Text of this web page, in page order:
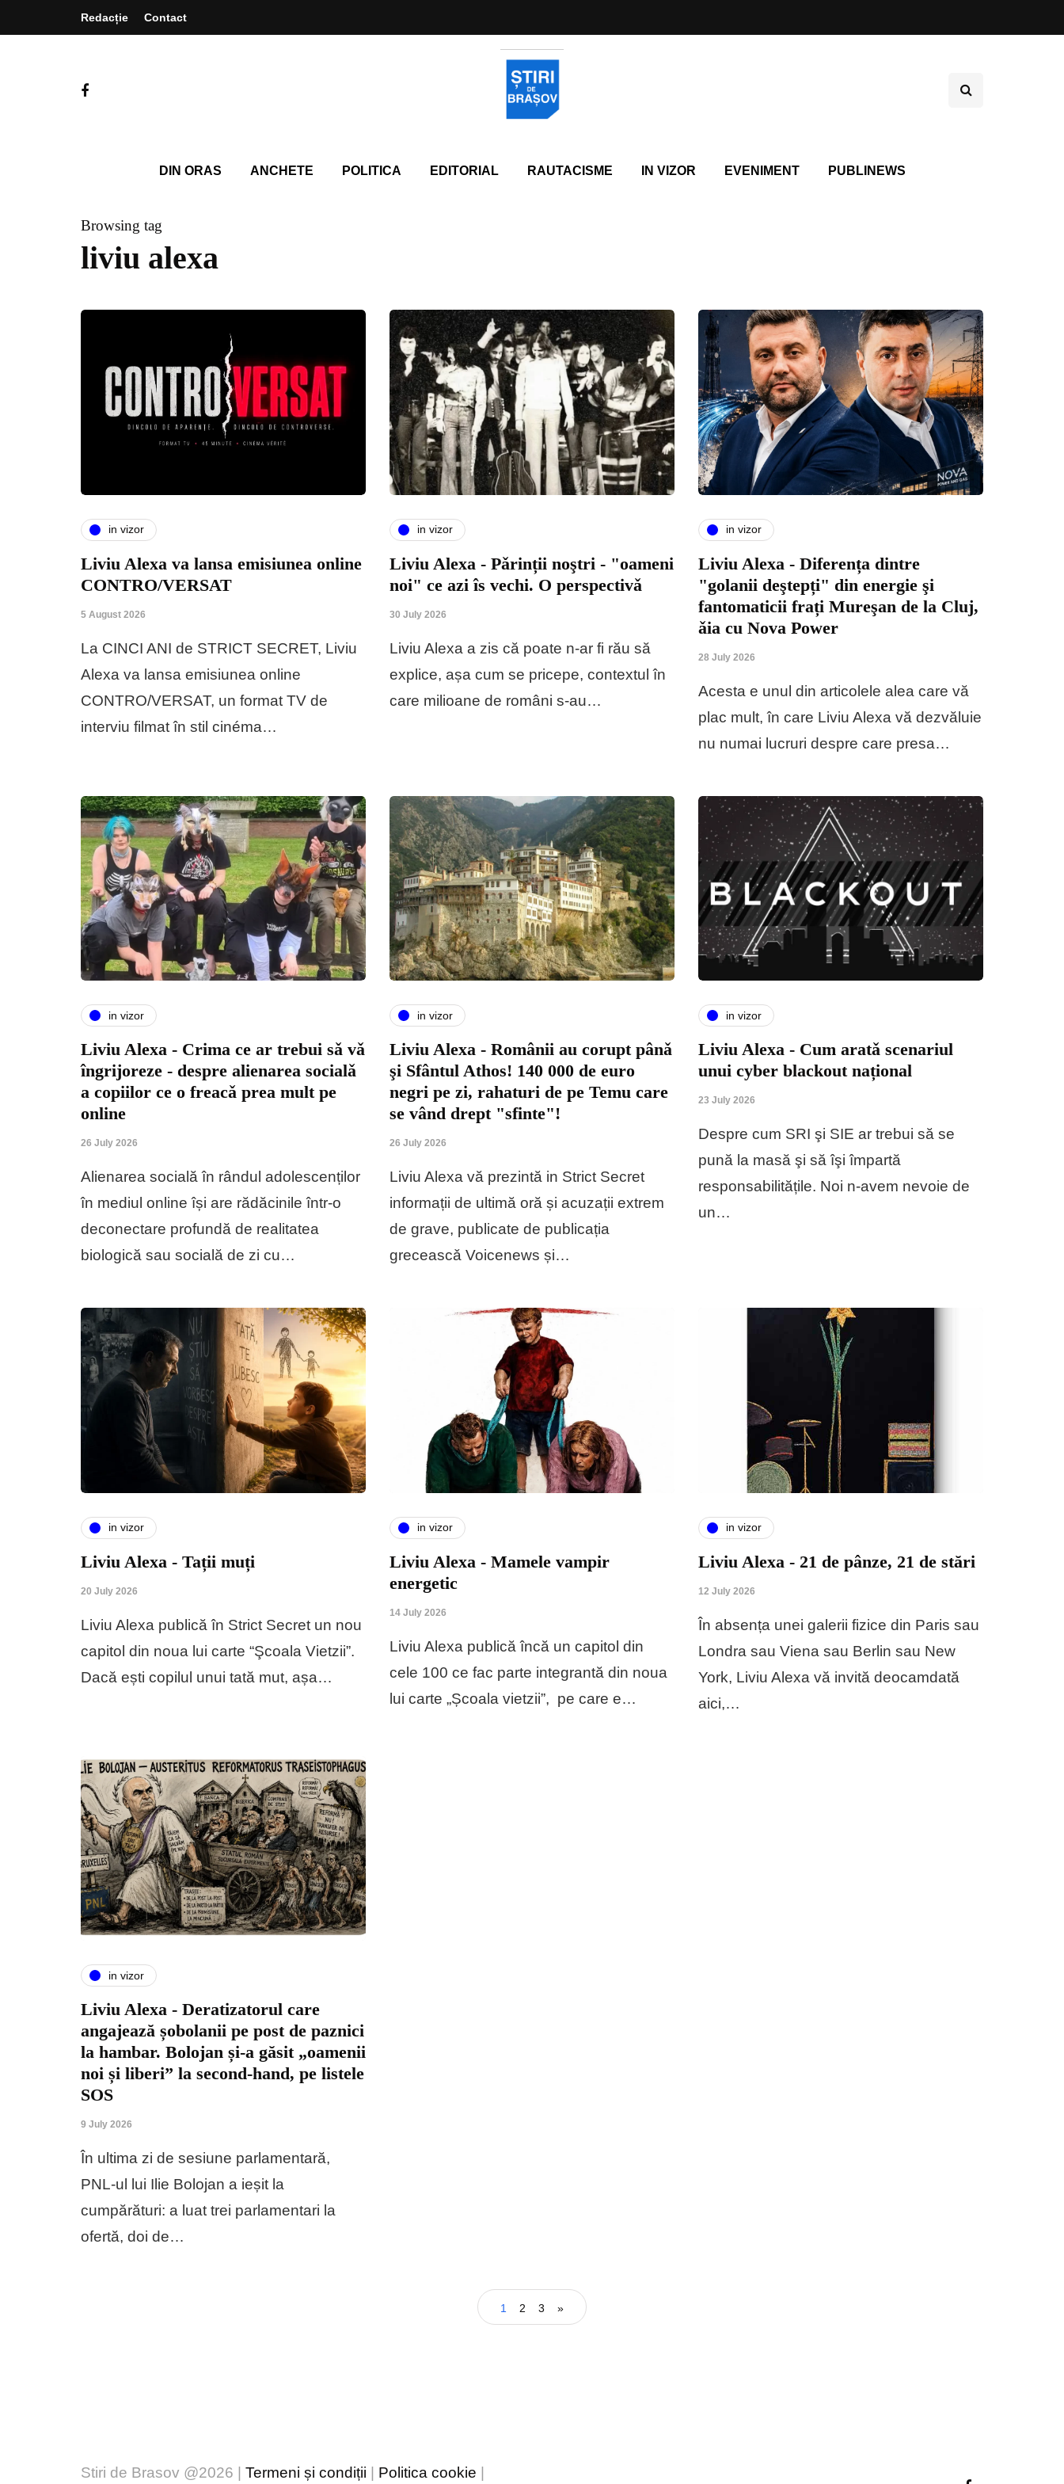
Redacție Contact
DIN ORAS ANCHETE POLITICA EDITORIAL RAUTACISME IN VIZOR EVENIMENT PUBLINEWS
Browsing tag
liviu alexa
in vizor
Liviu Alexa va lansa emisiunea online
CONTRO/VERSAT
5 August 2026
La CINCI ANI de STRICT SECRET, Liviu
Alexa va lansa emisiunea online
CONTRO/VERSAT, un format TV de
interviu filmat în stil cinéma…
in vizor
Liviu Alexa - Pǎrinții noştri - "oameni
noi" ce azi îs vechi. O perspectivǎ
30 July 2026
Liviu Alexa a zis că poate n-ar fi rău să
explice, așa cum se pricepe, contextul în
care milioane de români s-au…
in vizor
Liviu Alexa - Diferența dintre
"golanii deştepți" din energie şi
fantomaticii frați Mureşan de la Cluj,
ǎia cu Nova Power
28 July 2026
Acesta e unul din articolele alea care vă
plac mult, în care Liviu Alexa vă dezvăluie
nu numai lucruri despre care presa…
in vizor
Liviu Alexa - Crima ce ar trebui sǎ vǎ
îngrijoreze - despre alienarea socialǎ
a copiilor ce o freacǎ prea mult pe
online
26 July 2026
Alienarea socială în rândul adolescenților
în mediul online își are rădăcinile într-o
deconectare profundă de realitatea
biologică sau socială de zi cu…
in vizor
Liviu Alexa - Românii au corupt pânǎ
şi Sfântul Athos! 140 000 de euro
negri pe zi, rahaturi de pe Temu care
se vând drept "sfinte"!
26 July 2026
Liviu Alexa vă prezintă in Strict Secret
informații de ultimă oră și acuzații extrem
de grave, publicate de publicația
greceascǎ Voicenews și…
in vizor
Liviu Alexa - Cum aratǎ scenariul
unui cyber blackout național
23 July 2026
Despre cum SRI şi SIE ar trebui să se
pună la masă şi să îşi împartă
responsabilitățile. Noi n-avem nevoie de
un…
in vizor
Liviu Alexa - Tații muți
20 July 2026
Liviu Alexa publică în Strict Secret un nou
capitol din noua lui carte “Şcoala Vietzii”.
Dacă ești copilul unui tată mut, așa…
in vizor
Liviu Alexa - Mamele vampir
energetic
14 July 2026
Liviu Alexa publică încă un capitol din
cele 100 ce fac parte integrantă din noua
lui carte „Școala vietzii”, pe care e…
in vizor
Liviu Alexa - 21 de pânze, 21 de stări
12 July 2026
În absența unei galerii fizice din Paris sau
Londra sau Viena sau Berlin sau New
York, Liviu Alexa vă invită deocamdată
aici,…
in vizor
Liviu Alexa - Deratizatorul care
angajează șobolanii pe post de paznici
la hambar. Bolojan și-a găsit „oamenii
noi și liberi” la second-hand, pe listele
SOS
9 July 2026
În ultima zi de sesiune parlamentară,
PNL-ul lui Ilie Bolojan a ieșit la
cumpărături: a luat trei parlamentari la
ofertă, doi de…
1 2 3 »
Stiri de Brasov @2026 | Termeni și condiții Politica cookie